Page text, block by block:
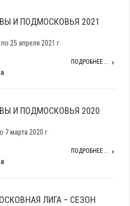
И ПОДМОСКОВЬЯ 2021
25 апреля 2021 г.
ПОДРОБНЕЕ ...
И ПОДМОСКОВЬЯ 2020
марта 2020 г.
ПОДРОБНЕЕ ...
ЛИГА – СЕЗОН